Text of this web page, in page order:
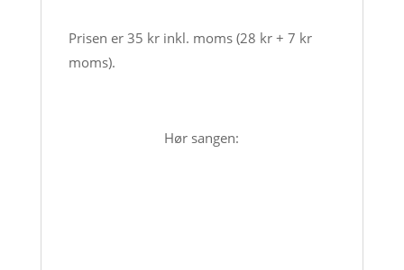
Prisen er 35 kr inkl. moms (28 kr + 7 kr
moms).
Hør sangen: